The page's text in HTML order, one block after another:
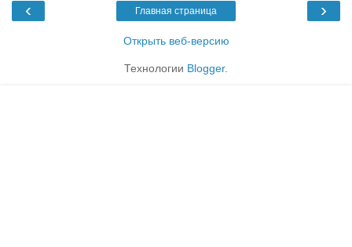
‹ ›
Главная страница
Открыть веб-версию
Технологии Blogger.